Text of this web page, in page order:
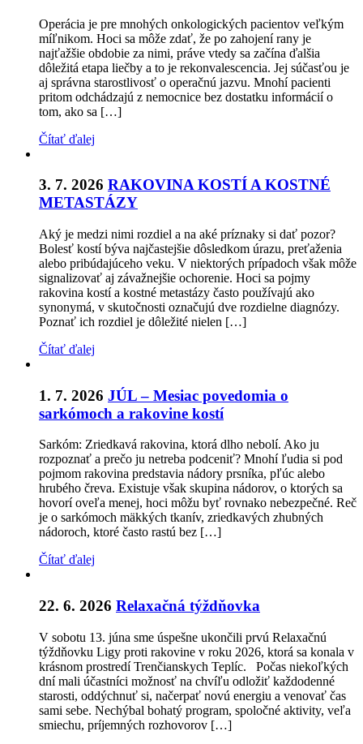
Operácia je pre mnohých onkologických pacientov veľkým
míľnikom. Hoci sa môže zdať, že po zahojení rany je
najťažšie obdobie za nimi, práve vtedy sa začína ďalšia
dôležitá etapa liečby a to je rekonvalescencia. Jej súčasťou je
aj správna starostlivosť o operačnú jazvu. Mnohí pacienti
pritom odchádzajú z nemocnice bez dostatku informácií o
tom, ako sa […]
Čítať ďalej
3. 7. 2026 RAKOVINA KOSTÍ A KOSTNÉ
METASTÁZY
Aký je medzi nimi rozdiel a na aké príznaky si dať pozor?
Bolesť kostí býva najčastejšie dôsledkom úrazu, preťaženia
alebo pribúdajúceho veku. V niektorých prípadoch však môže
signalizovať aj závažnejšie ochorenie. Hoci sa pojmy
rakovina kostí a kostné metastázy často používajú ako
synonymá, v skutočnosti označujú dve rozdielne diagnózy.
Poznať ich rozdiel je dôležité nielen […]
Čítať ďalej
1. 7. 2026 JÚL – Mesiac povedomia o
sarkómoch a rakovine kostí
Sarkóm: Zriedkavá rakovina, ktorá dlho nebolí. Ako ju
rozpoznať a prečo ju netreba podceniť? Mnohí ľudia si pod
pojmom rakovina predstavia nádory prsníka, pľúc alebo
hrubého čreva. Existuje však skupina nádorov, o ktorých sa
hovorí oveľa menej, hoci môžu byť rovnako nebezpečné. Reč
je o sarkómoch mäkkých tkanív, zriedkavých zhubných
nádoroch, ktoré často rastú bez […]
Čítať ďalej
22. 6. 2026 Relaxačná týždňovka
V sobotu 13. júna sme úspešne ukončili prvú Relaxačnú
týždňovku Ligy proti rakovine v roku 2026, ktorá sa konala v
krásnom prostredí Trenčianskych Teplíc. Počas niekoľkých
dní mali účastníci možnosť na chvíľu odložiť každodenné
starosti, oddýchnuť si, načerpať novú energiu a venovať čas
sami sebe. Nechýbal bohatý program, spoločné aktivity, veľa
smiechu, príjemných rozhovorov […]